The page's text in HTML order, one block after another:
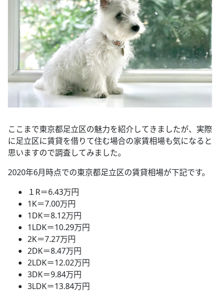
ここまで東京都足立区の魅力を紹介してきましたが、実際
に足立区に賃貸を借りて住む場合の家賃相場も気になると
思いますので調査してみました。
2020年6月時点での東京都足立区の賃貸相場が下記です。
１R＝6.43万円
1K＝7.00万円
1DK＝8.12万円
1LDK＝10.29万円
2K＝7.27万円
2DK＝8.47万円
2LDK＝12.02万円
3DK＝9.84万円
3LDK＝13.84万円